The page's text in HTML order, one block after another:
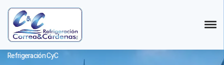
Refrigeración CyC